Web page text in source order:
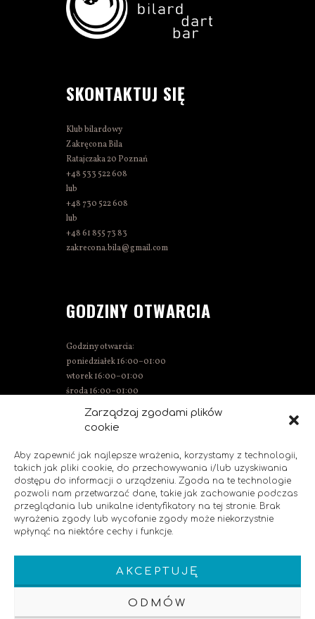
Zarządzaj zgodami plików
cookie
Aby zapewnić jak najlepsze wrażenia, korzystamy z technologii,
takich jak pliki cookie, do przechowywania i/lub uzyskiwania
dostępu do informacji o urządzeniu. Zgoda na te technologie
pozwoli nam przetwarzać dane, takie jak zachowanie podczas
przeglądania lub unikalne identyfikatory na tej stronie. Brak
wyrażenia zgody lub wycofanie zgody może niekorzystnie
wpłynąć na niektóre cechy i funkcje.
AKCEPTUJĘ
ODMÓW
SKONTAKTUJ SIĘ
Klub bilardowy
Zakręcona Bila
Ratajczaka 20 Poznań
+48 533 522 608
lub
+48 730 522 608
lub
+48 61 855 73 83
zakrecona.bila@gmail.com
GODZINY OTWARCIA
Godziny otwarcia:
poniedziałek 16:00–01:00
wtorek 16:00–01:00
środa 16:00–01:00
czwartek 15:00–01:00
piątek 15:00–02:00
niedziela 14:00–00:00
SOCIAL MEDIA